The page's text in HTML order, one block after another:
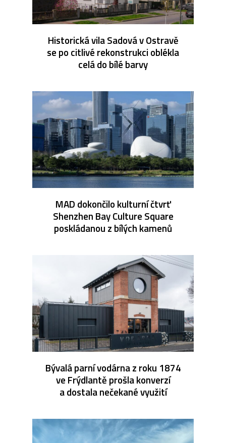
Historická vila Sadová v Ostravě
se po citlivé rekonstrukci oblékla
celá do bílé barvy
MAD dokončilo kulturní čtvrť
Shenzhen Bay Culture Square
poskládanou z bílých kamenů
Bývalá parní vodárna z roku 1874
ve Frýdlantě prošla konverzí
a dostala nečekané využití